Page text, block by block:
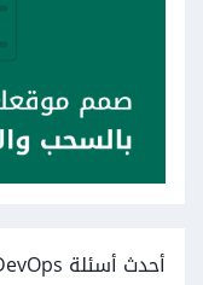
أحدث أسئلة DevOps